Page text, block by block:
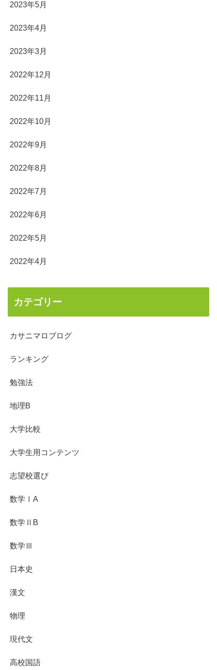
2023年5月
2023年4月
2023年3月
2022年12月
2022年11月
2022年10月
2022年9月
2022年8月
2022年7月
2022年6月
2022年5月
2022年4月
カテゴリー
カサニマロブログ
ランキング
勉強法
地理B
大学比較
大学生用コンテンツ
志望校選び
数学ⅠA
数学ⅡB
数学Ⅲ
日本史
漢文
物理
現代文
高校国語